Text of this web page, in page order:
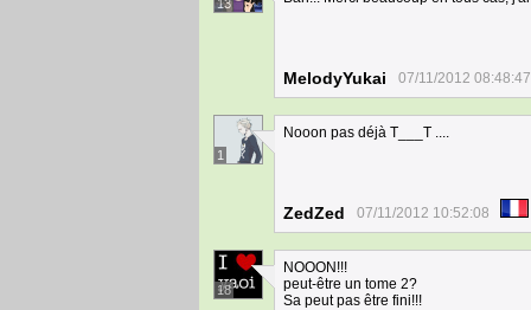
13
MelodyYukai 07/11/2012 08:48:47
1
Nooon pas déjà T___T ....
ZedZed 07/11/2012 10:52:08
18
NOOON!!!
peut-être un tome 2?
Sa peut pas être fini!!!